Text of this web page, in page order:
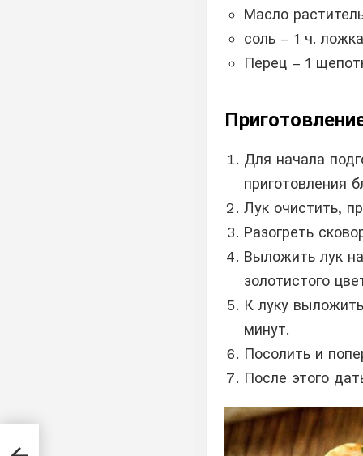
Масло
соль – 1 ч. ложка
Перец – 1
Для начала
приготовления
Лук очистить,
Разогреть
Выложить лук
золотистого
К луку
минут.
Посолить и
После этого